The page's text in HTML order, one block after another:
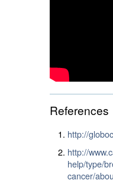
References
http://
http://
help/type/
cancer/